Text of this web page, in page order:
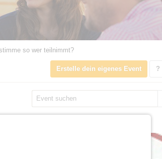
so wer teilnimmt?
Erstelle dein eigenes Event ?